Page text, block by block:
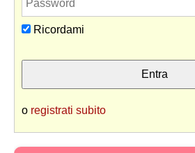
Ricordami
o registrati subito